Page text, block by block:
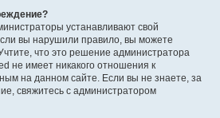
устанавливают свой
вы нарушили правило, вы можете
что это решение администратора
не имеет никакого отношения к
на данном сайте. Если вы не знаете, за
свяжитесь с администратором